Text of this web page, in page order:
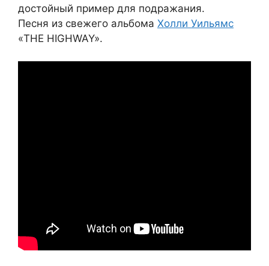
достойный пример для подражания.
Песня из свежего альбома Холли Уильямс
«THE HIGHWAY».